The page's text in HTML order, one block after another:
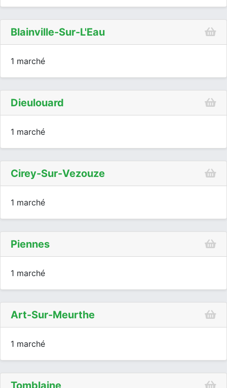
Blainville-Sur-L'Eau
1 marché
Dieulouard
1 marché
Cirey-Sur-Vezouze
1 marché
Piennes
1 marché
Art-Sur-Meurthe
1 marché
Tomblaine